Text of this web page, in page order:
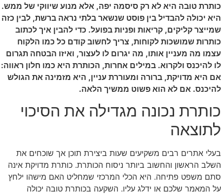
כותרת טובה היא לא רק סיסמה יפה, אלא מנוע שיווקי של ממש.
היא יכולה להבדיל בין פוסט שנשאר בלתי נראה ברשת, לבין כזה
שמייצר קליקים, קריאות ופניות בפועל. כדי להבין איך לכתוב
כותרות שמושכות לקוחות, צריך לחשוב קודם כל כמו הלקוח
עצמו מה מעניין אותו, מה יגרום לו לעצור, ואיזו הבטחה תגרום
לו להיכנס ולקרוא. במילים אחרות, הכותרת היא כמו חלון ראווה:
אם היא מדויקת, ברורה ומעוררת עניין, היא מזמינה את הגולש
להיכנס. אם לא הוא פשוט ממשיך הלאה.
כותרת נכונה מגדילה את הסיכוי
לתוצאה
בעלי אתרים רבים משקיעים שעות ביצירת תוכן אך שוכחים את
השלב הראשון והחשוב ביותר ניסוח הכותרת. כותרת מדויקת אינה
סתם משפט פתיחה. היא הכלי המרכזי שמחליט האם מישהו ילחץ
על המאמר שלכם או ידלג עליו. השקעה בכותרת טובה יכולה